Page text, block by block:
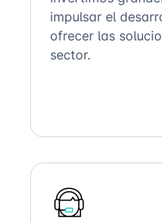
impulsar el
ofrecer las
sector.